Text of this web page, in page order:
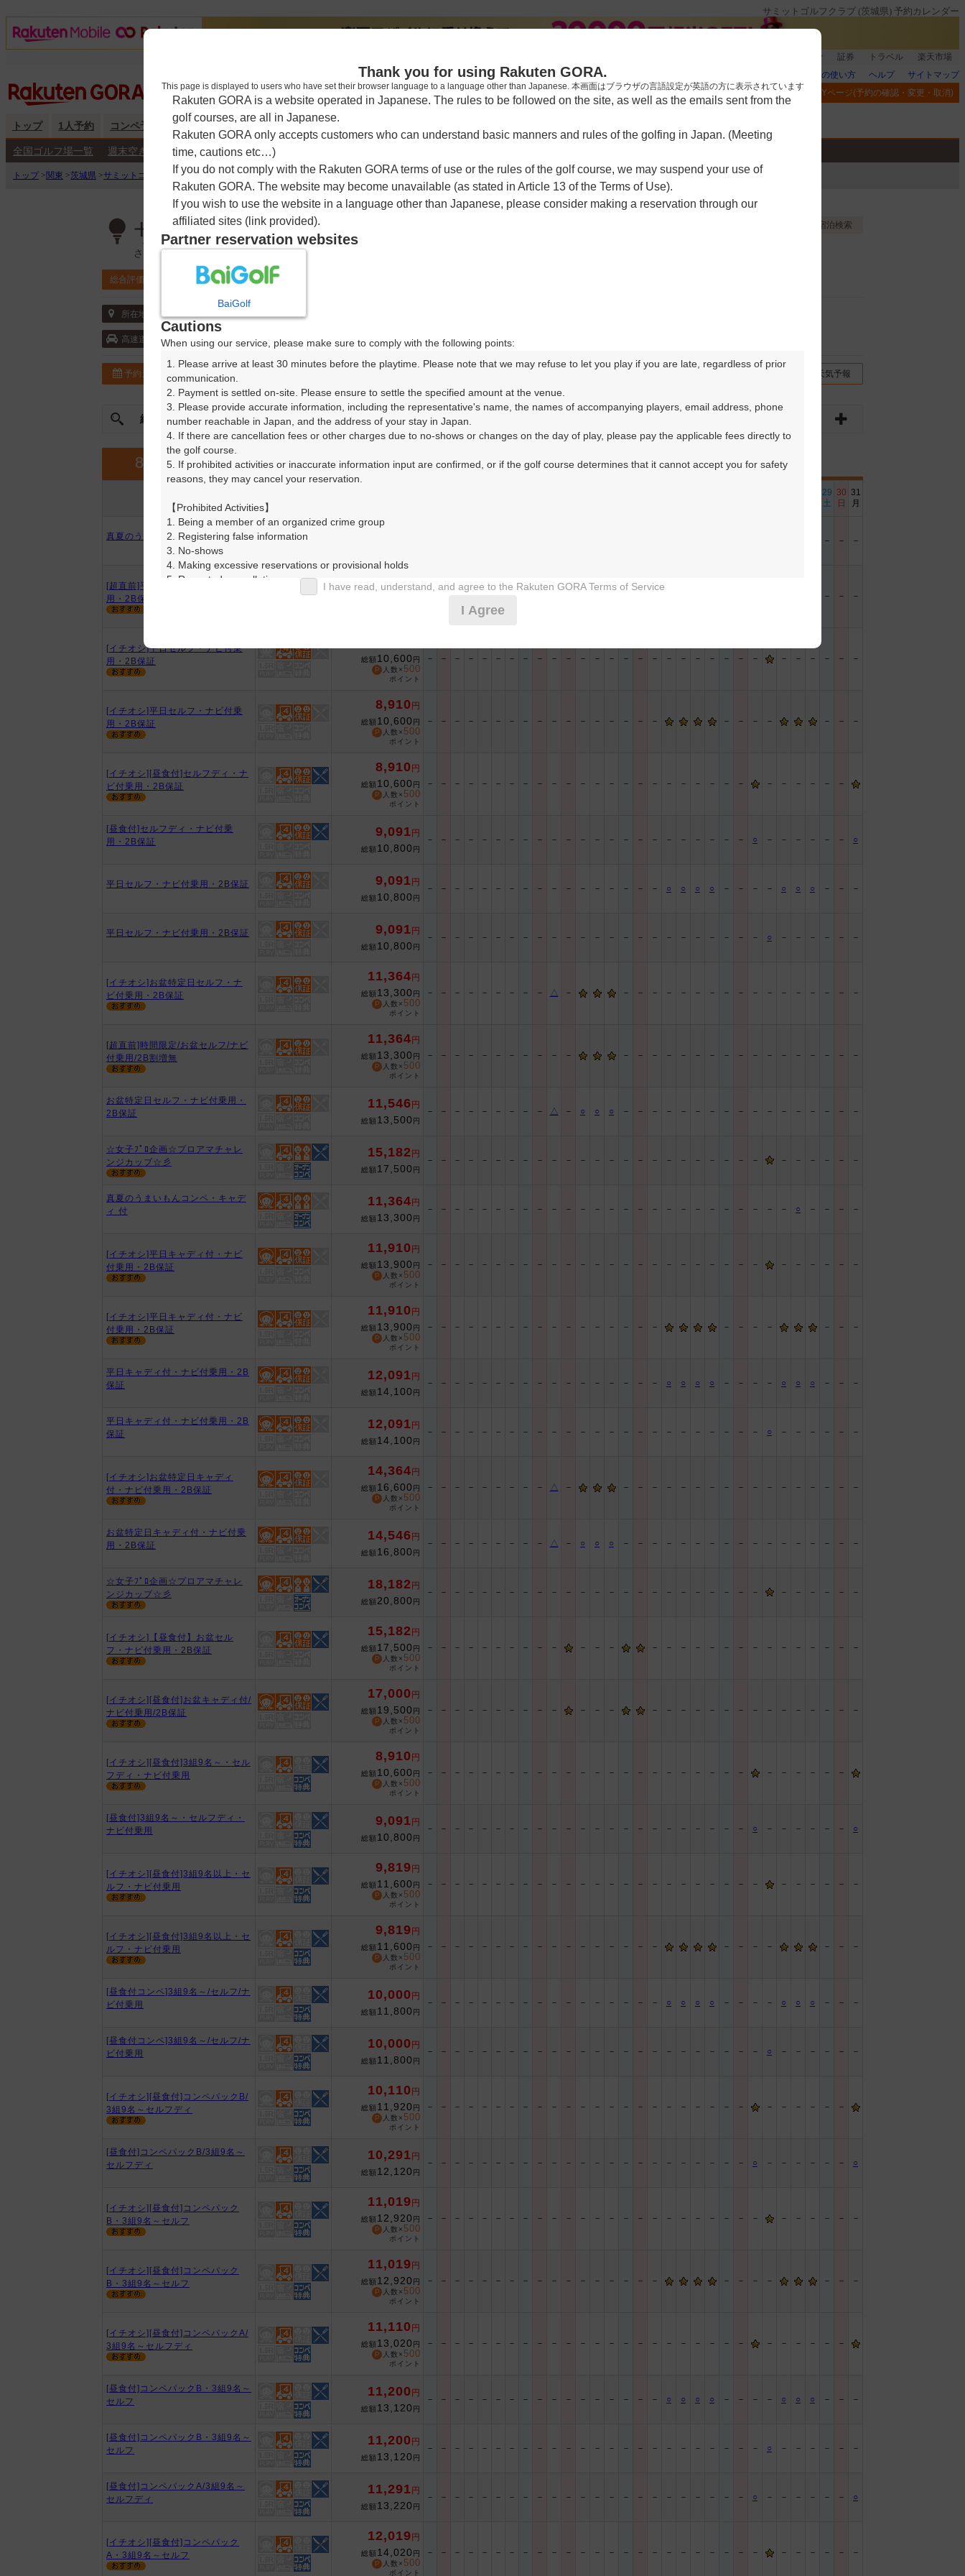
サミットゴルフクラブ (茨城県) 予約カレンダー
証券 トラベル
楽天市場
楽天GORAの使い方
ヘルプ
サイトマップ
閲覧履歴
お気に入り MYページ(予約の確認・変更・取消)
トップ 1人予約 コンペ予約 海外予約 キャンペーン
全国ゴルフ場一覧 週末空き枠検索 平日空き枠検索
トップ > 関東 >茨城県 >サミットゴルフクラブ>予約カレンダー
サミットゴルフクラブ
さみっとごるふくらぶ
宿泊検索
総合評価 4.4 ポイント利用可
所在地 〒315-0114 茨城県 石岡市嘉良寿理139
高速道 常磐自動車道・千代田石岡 15km以内 ／北関東自動車道・笠間西 20km以内／常磐自動車道・石岡小美玉 10km以内
予約カレンダー 天気予報
絞込み 曜日やスタート時間を指定して、ご希望のプランを絞り込むことができます。
8月 9月 10月 11月 12月
アイコンの説明
29
土
30
日
31
月
真夏のうまいもんコンペ・セルフ － － －
[超直前]平日セルフ・ナビ付乗
用・2B保証・割増無し
8,819
－ － －
[イチオシ]平日セルフ・ナビ付乗
用・2B保証
総額 10,600 円
人数× 500
ポイント
－ － － － － － － － － － － － － － － － － － － － － － － － － － － － － －
[イチオシ]平日セルフ・ナビ付乗
用・2B保証
8,910 円
総額 10,600 円
人数× 500
ポイント
－ － － － － － － － － － － － － － － － － － － － － － － －
[イチオシ][昼食付]セルフディ・ナ
ビ付乗用・2B保証
8,910 円
総額 10,600 円
人数× 500
ポイント
－ － － － － － － － － － － － － － － － － － － － － － － － － － － － －
[昼食付]セルフディ・ナビ付乗
用・2B保証
9,091 円
総額 10,800 円
－ － － － － － － － － － － － － － － － － － － － － － － ○ － － － － － － ○
平日セルフ・ナビ付乗用・2B保証 9,091 円
総額 10,800 円
－ － － － － － － － － － － － － － － － － ○ ○ ○ ○ － － － － ○ ○ ○ － － －
平日セルフ・ナビ付乗用・2B保証 9,091 円
総額 10,800 円
－ － － － － － － － － － － － － － － － － － － － － － － － ○ － － － － － －
[イチオシ]お盆特定日セルフ・ナ
ビ付乗用・2B保証
11,364 円
総額 13,300 円
人数× 500
ポイント
－ － － － － － － － － △ － － － － － － － － － － － － － － － － － －
[超直前]時間限定/お盆セルフ/ナビ
付乗用/2B割増無
11,364 円
総額 13,300 円
人数× 500
ポイント
－ － － － － － － － － － － － － － － － － － － － － － － － － － － －
お盆特定日セルフ・ナビ付乗用・
2B保証
11,546 円
総額 13,500 円
－ － － － － － － － － △ － ○ ○ ○ － － － － － － － － － － － － － － － － －
☆女子ﾌﾟﾛ企画☆プロアマチャレ
ンジカップ☆彡
15,182 円
総額 17,500 円
－ － － － － － － － － － － － － － － － － － － － － － － － － － － － － －
真夏のうまいもんコンペ・キャデ
ィ 付
11,364 円
総額 13,300 円
－ － － － － － － － － － － － － － － － － － － － － － － － － － ○ － － － －
[イチオシ]平日キャディ付・ナビ
付乗用・2B保証
11,910 円
総額 13,900 円
人数× 500
ポイント
－ － － － － － － － － － － － － － － － － － － － － － － － － － － － － －
[イチオシ]平日キャディ付・ナビ
付乗用・2B保証
11,910 円
総額 13,900 円
人数× 500
ポイント
－ － － － － － － － － － － － － － － － － － － － － － － －
平日キャディ付・ナビ付乗用・2B
保証
12,091 円
総額 14,100 円
－ － － － － － － － － － － － － － － － － ○ ○ ○ ○ － － － － ○ ○ ○ － － －
平日キャディ付・ナビ付乗用・2B
保証
12,091 円
総額 14,100 円
－ － － － － － － － － － － － － － － － － － － － － － － － ○ － － － － － －
[イチオシ]お盆特定日キャディ
付・ナビ付乗用・2B保証
14,364 円
総額 16,600 円
人数× 500
ポイント
－ － － － － － － － － △ － － － － － － － － － － － － － － － － － －
お盆特定日キャディ付・ナビ付乗
用・2B保証
14,546 円
総額 16,800 円
－ － － － － － － － － △ － ○ ○ ○ － － － － － － － － － － － － － － － － －
☆女子ﾌﾟﾛ企画☆プロアマチャレ
ンジカップ☆彡
18,182 円
総額 20,800 円
－ － － － － － － － － － － － － － － － － － － － － － － － － － － － － －
[イチオシ]【昼食付】お盆セル
フ・ナビ付乗用・2B保証
15,182 円
総額 17,500 円
人数× 500
ポイント
－ － － － － － － － － － － － － － － － － － － － － － － － － － － －
[イチオシ][昼食付]お盆キャディ付/
ナビ付乗用/2B保証
17,000 円
総額 19,500 円
人数× 500
ポイント
－ － － － － － － － － － － － － － － － － － － － － － － － － － － －
[イチオシ][昼食付]3組9名～・セル
フディ・ナビ付乗用
8,910 円
総額 10,600 円
人数× 500
ポイント
－ － － － － － － － － － － － － － － － － － － － － － － － － － － － －
[昼食付]3組9名～・セルフディ・
ナビ付乗用
9,091 円
総額 10,800 円
－ － － － － － － － － － － － － － － － － － － － － － － ○ － － － － － － ○
[イチオシ][昼食付]3組9名以上・セ
ルフ・ナビ付乗用
9,819 円
総額 11,600 円
人数× 500
ポイント
－ － － － － － － － － － － － － － － － － － － － － － － － － － － － － －
[イチオシ][昼食付]3組9名以上・セ
ルフ・ナビ付乗用
9,819 円
総額 11,600 円
人数× 500
ポイント
－ － － － － － － － － － － － － － － － － － － － － － － －
[昼食付コンペ]3組9名～/セルフ/ナ
ビ付乗用
10,000 円
総額 11,800 円
－ － － － － － － － － － － － － － － － － ○ ○ ○ ○ － － － － ○ ○ ○ － － －
[昼食付コンペ]3組9名～/セルフ/ナ
ビ付乗用
10,000 円
総額 11,800 円
－ － － － － － － － － － － － － － － － － － － － － － － － ○ － － － － － －
[イチオシ][昼食付]コンペパックB/
3組9名～セルフディ
10,110 円
総額 11,920 円
人数× 500
ポイント
－ － － － － － － － － － － － － － － － － － － － － － － － － － － － －
[昼食付]コンペパックB/3組9名～
セルフディ
10,291 円
総額 12,120 円
－ － － － － － － － － － － － － － － － － － － － － － － ○ － － － － － － ○
[イチオシ][昼食付]コンペパック
B・3組9名～セルフ
11,019 円
総額 12,920 円
人数× 500
ポイント
－ － － － － － － － － － － － － － － － － － － － － － － － － － － － － －
[イチオシ][昼食付]コンペパック
B・3組9名～セルフ
11,019 円
総額 12,920 円
人数× 500
ポイント
－ － － － － － － － － － － － － － － － － － － － － － － －
[イチオシ][昼食付]コンペパックA/
3組9名～セルフディ
11,110 円
総額 13,020 円
人数× 500
ポイント
－ － － － － － － － － － － － － － － － － － － － － － － － － － － － －
[昼食付]コンペパックB・3組9名～
セルフ
11,200 円
総額 13,120 円
－ － － － － － － － － － － － － － － － － ○ ○ ○ ○ － － － － ○ ○ ○ － － －
[昼食付]コンペパックB・3組9名～
セルフ
11,200 円
総額 13,120 円
－ － － － － － － － － － － － － － － － － － － － － － － － ○ － － － － － －
[昼食付]コンペパックA/3組9名～
セルフディ
11,291 円
総額 13,220 円
－ － － － － － － － － － － － － － － － － － － － － － － ○ － － － － － － ○
[イチオシ][昼食付]コンペパック
A・3組9名～セルフ
12,019 円
総額 14,020 円
人数× 500
ポイント
－ － － － － － － － － － － － － － － － － － － － － － － － － － － － － －
Thank you for using Rakuten GORA.
This page is displayed to users who have set their browser language to a language other than Japanese. 本画面はブラウザの言語設定が英語の方に表示されています
Rakuten GORA is a website operated in Japanese. The rules to be followed on the site, as well as the emails sent from the
golf courses, are all in Japanese.
Rakuten GORA only accepts customers who can understand basic manners and rules of the golfing in Japan. (Meeting
time, cautions etc…)
If you do not comply with the Rakuten GORA terms of use or the rules of the golf course, we may suspend your use of
Rakuten GORA. The website may become unavailable (as stated in Article 13 of the Terms of Use).
If you wish to use the website in a language other than Japanese, please consider making a reservation through our
affiliated sites (link provided).
Partner reservation websites
BaiGolf
Cautions
When using our service, please make sure to comply with the following points:
1. Please arrive at least 30 minutes before the playtime. Please note that we may refuse to let you play if you are late, regardless of prior
communication.
2. Payment is settled on-site. Please ensure to settle the specified amount at the venue.
3. Please provide accurate information, including the representative's name, the names of accompanying players, email address, phone
number reachable in Japan, and the address of your stay in Japan.
4. If there are cancellation fees or other charges due to no-shows or changes on the day of play, please pay the applicable fees directly to
the golf course.
5. If prohibited activities or inaccurate information input are confirmed, or if the golf course determines that it cannot accept you for safety
reasons, they may cancel your reservation.
【Prohibited Activities】
1. Being a member of an organized crime group
2. Registering false information
3. No-shows
4. Making excessive reservations or provisional holds
5. Repeated cancellations
6. Violating laws and regulations
7. Causing inconvenience to others during play (e.g., delaying play, ignoring rules, manners, or warnings)
We appreciate your understanding and cooperation regarding the above points.
I have read, understand, and agree to the Rakuten GORA Terms of Service
I Agree